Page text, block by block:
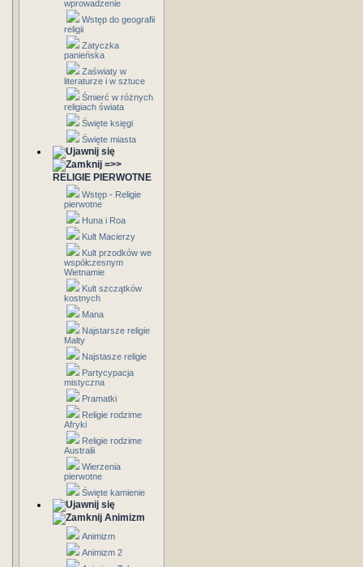
wprowadzenie
Wstęp do geografii
religii
Zatyczka
panieńska
Zaświaty w
literaturze i w sztuce
Śmierć w różnych
religiach świata
Święte księgi
Święte miasta
=>>
RELIGIE PIERWOTNE
Wstęp - Religie
pierwotne
Huna i Roa
Kult Macierzy
Kult przodków we
współczesnym
Wietnamie
Kult szczątków
kostnych
Mana
Najstarsze religie
Malty
Najstasze religie
Partycypacja
mistyczna
Pramatki
Religie rodzime
Afryki
Religie rodzime
Australii
Wierzenia
pierwotne
Święte kamienie
Animizm
Animizm
Animizm 2